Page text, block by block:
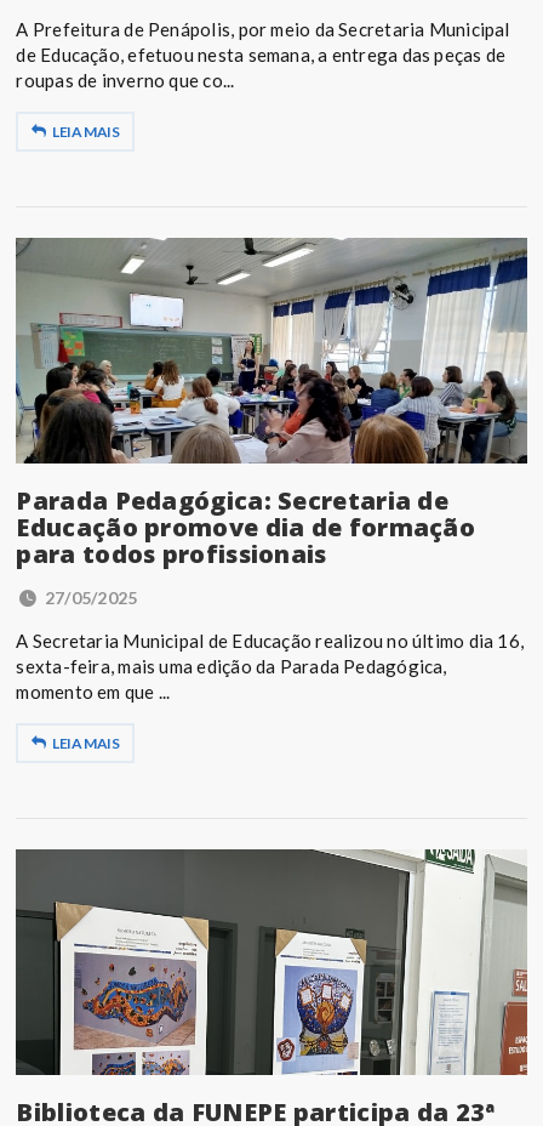
A Prefeitura de Penápolis, por meio da Secretaria Municipal
de Educação, efetuou nesta semana, a entrega das peças de
roupas de inverno que co...
LEIA MAIS
Parada Pedagógica: Secretaria de
Educação promove dia de formação
para todos profissionais
27/05/2025
A Secretaria Municipal de Educação realizou no último dia 16,
sexta-feira, mais uma edição da Parada Pedagógica,
momento em que ...
LEIA MAIS
Biblioteca da FUNEPE participa da 23ª